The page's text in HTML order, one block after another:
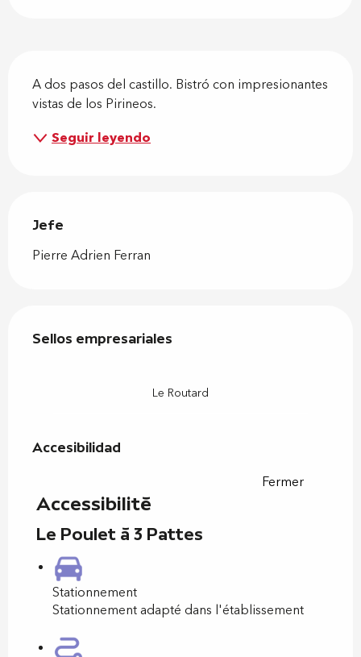
A dos pasos del castillo. Bistró con impresionantes
vistas de los Pirineos.
Seguir leyendo
Jefe
Jefe
Pierre Adrien Ferran
Sellos empresariales
Sellos empresariales
Le Routard
Accesibilidad
Fermer
Accessibilité
Le Poulet à 3 Pattes
Stationnement
Stationnement adapté dans l'établissement